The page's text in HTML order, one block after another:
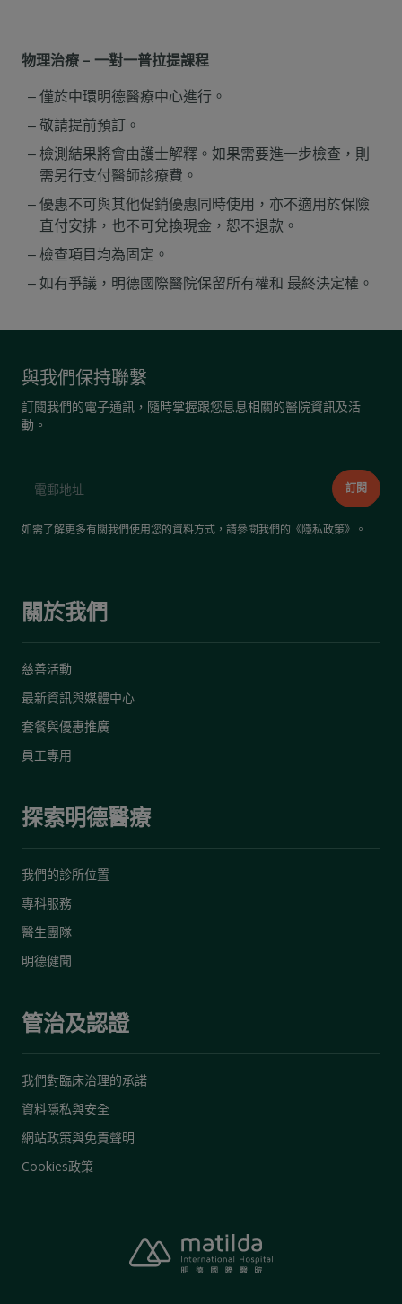
物理治療 – 一對一普拉提課程
僅於中環明德醫療中心進行。
敬請提前預訂。
檢測結果將會由護士解釋。如果需要進一步檢查，則
需另行支付醫師診療費。
優惠不可與其他促銷優惠同時使用，亦不適用於保險
直付安排，也不可兌換現金，恕不退款。
檢查項目均為固定。
如有爭議，明德國際醫院保留所有權和 最終決定權。
與我們保持聯繫
訂閱我們的電子通訊，隨時掌握跟您息息相關的醫院資訊及活
動。
如需了解更多有關我們使用您的資料方式，請參閱我們的《隱私政策》。
關於我們
慈善活動
最新資訊與媒體中心
套餐與優惠推廣
員工專用
探索明德醫療
我們的診所位置
專科服務
醫生團隊
明德健聞
管治及認證
我們對臨床治理的承諾
資料隱私與安全
網站政策與免責聲明
Cookies政策